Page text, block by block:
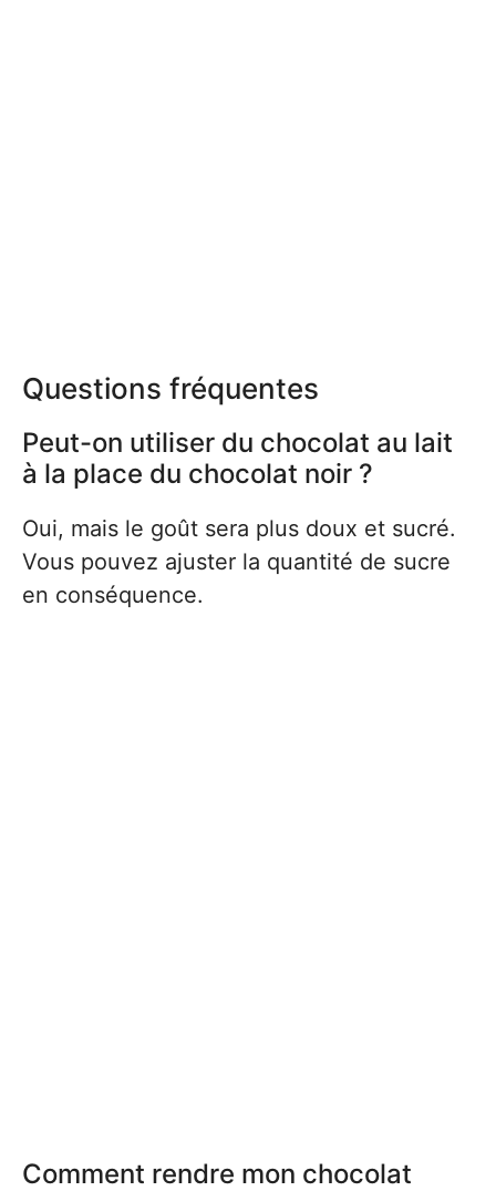
Questions fréquentes
Peut-on utiliser du chocolat au lait
à la place du chocolat noir ?
Oui, mais le goût sera plus doux et sucré.
Vous pouvez ajuster la quantité de sucre
en conséquence.
Comment rendre mon chocolat